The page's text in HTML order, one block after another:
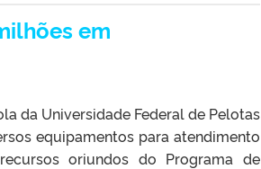
em
da Universidade Federal de Pelotas
equipamentos para atendimento
oriundos do Programa de